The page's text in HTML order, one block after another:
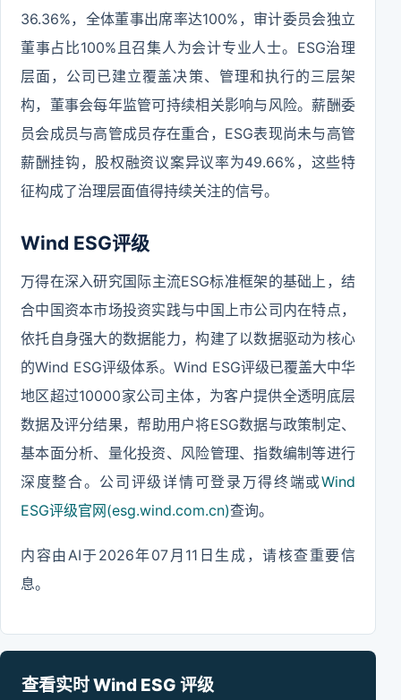
36.36%，全体董事出席率达100%，审计委员会独立
董事占比100%且召集人为会计专业人士。ESG治理
层面，公司已建立覆盖决策、管理和执行的三层架
构，董事会每年监管可持续相关影响与风险。薪酬委
员会成员与高管成员存在重合，ESG表现尚未与高管
薪酬挂钩，股权融资议案异议率为49.66%，这些特
征构成了治理层面值得持续关注的信号。
Wind ESG评级
万得在深入研究国际主流ESG标准框架的基础上，结
合中国资本市场投资实践与中国上市公司内在特点，
依托自身强大的数据能力，构建了以数据驱动为核心
的Wind ESG评级体系。Wind ESG评级已覆盖大中华
地区超过10000家公司主体，为客户提供全透明底层
数据及评分结果，帮助用户将ESG数据与政策制定、
基本面分析、量化投资、风险管理、指数编制等进行
深度整合。公司评级详情可登录万得终端或Wind
ESG评级官网(esg.wind.com.cn)查询。
内容由AI于2026年07月11日生成，请核查重要信
息。
查看实时 Wind ESG 评级